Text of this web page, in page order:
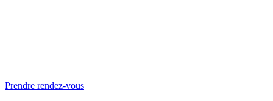
Prendre rendez-vous